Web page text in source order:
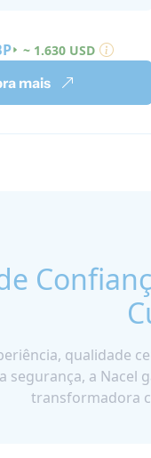
~ 1.630 USD
mais
qualidade
segurança, a Nacel
transformadora